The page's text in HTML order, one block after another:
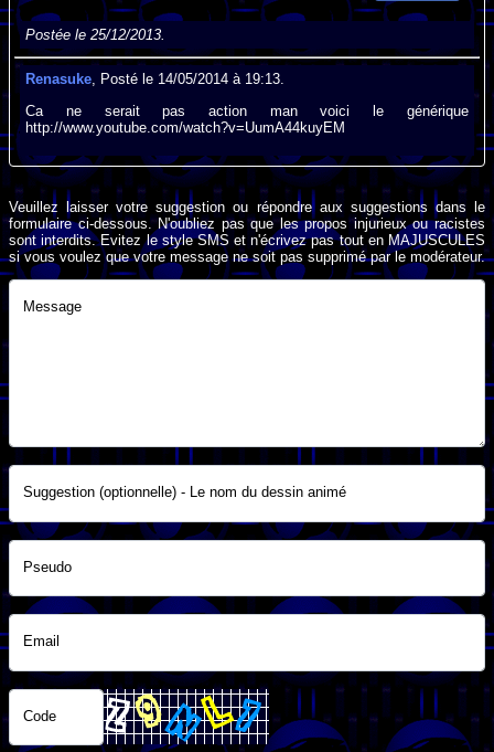
Postée le 25/12/2013.
Renasuke, Posté le 14/05/2014 à 19:13.
Ca ne serait pas action man voici le générique
http://www.youtube.com/watch?v=UumA44kuyEM
Veuillez laisser votre suggestion ou répondre aux suggestions dans le
formulaire ci-dessous. N'oubliez pas que les propos injurieux ou racistes
sont interdits. Evitez le style SMS et n'écrivez pas tout en MAJUSCULES
si vous voulez que votre message ne soit pas supprimé par le modérateur.
Message
Suggestion (optionnelle) - Le nom du dessin animé
Pseudo
Email
Code